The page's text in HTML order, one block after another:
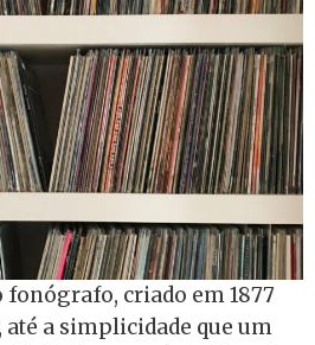
fonógrafo, criado em 1877
a simplicidade que um